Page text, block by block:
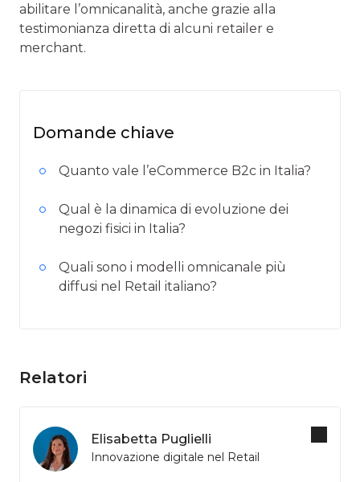
abilitare l’omnicanalità, anche grazie alla
testimonianza diretta di alcuni retailer e
merchant.
Domande chiave
Quanto vale l’eCommerce B2c in Italia?
Qual è la dinamica di evoluzione dei
negozi fisici in Italia?
Quali sono i modelli omnicanale più
diffusi nel Retail italiano?
Relatori
Elisabetta Puglielli
Innovazione digitale nel Retail